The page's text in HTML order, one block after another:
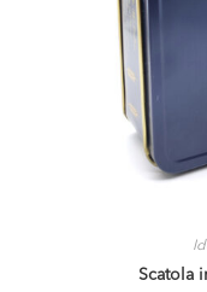
Scatola